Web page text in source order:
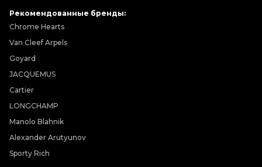
Рекомендованные бренды:
Chrome Hearts
Van Cleef Arpels
Goyard
JACQUEMUS
Cartier
LONGCHAMP
Manolo Blahnik
Alexander Arutyunov
Sporty Rich